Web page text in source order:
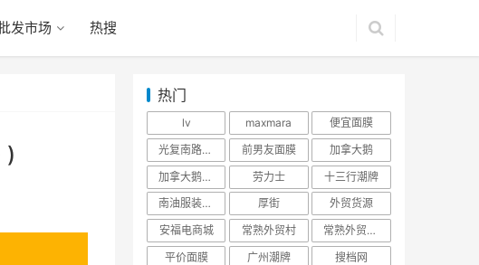
发市场 热搜
)
热门
lv maxmara
便宜面膜
光复南路潮牌
前男友面膜
加拿大鹅
加拿大鹅羽绒服
劳力士
十三行潮牌
南油服装批发市场
厚街
外贸货源
安福电商城
常熟外贸村
常熟外贸村货源
平价面膜
广州潮牌
搜档网